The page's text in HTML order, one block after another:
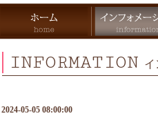
INFORMATION イ
2024-05-05 08:00:00